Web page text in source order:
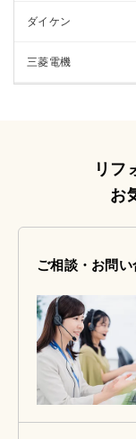
ダイケン
三菱電機
リフ
お
ご相談・お問い